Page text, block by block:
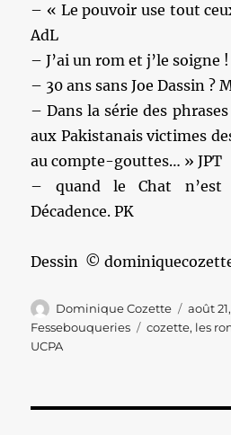
– « Le pouvoir use tout
AdL
– J’ai un rom et j’le soigne
– ‎30 ans sans Joe Dassin ?
– Dans la série des
aux Pakistanais victimes
au compte-gouttes… » JPT
– quand le Chat
Décadence. PK
Dessin ©
Auteur
Dominique Cozette
Publié
le
août
Fessebouqueries
Étiquettes
cozette, les
UCPA